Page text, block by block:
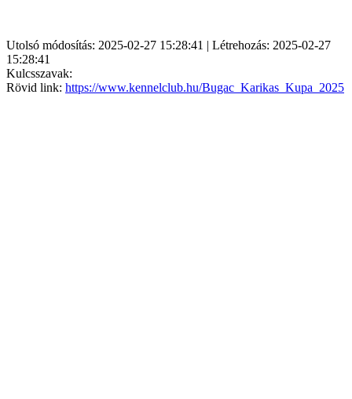
Utolsó módosítás: 2025-02-27 15:28:41 | Létrehozás: 2025-02-27
15:28:41
Kulcsszavak:
Rövid link: https://www.kennelclub.hu/Bugac_Karikas_Kupa_2025